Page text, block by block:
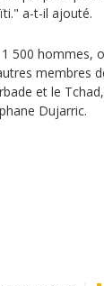
a-t-il ajouté.
500 hommes,
membres
et le
Dujarric.